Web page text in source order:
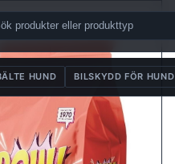
HUND BILSKYDD FÖR HUND